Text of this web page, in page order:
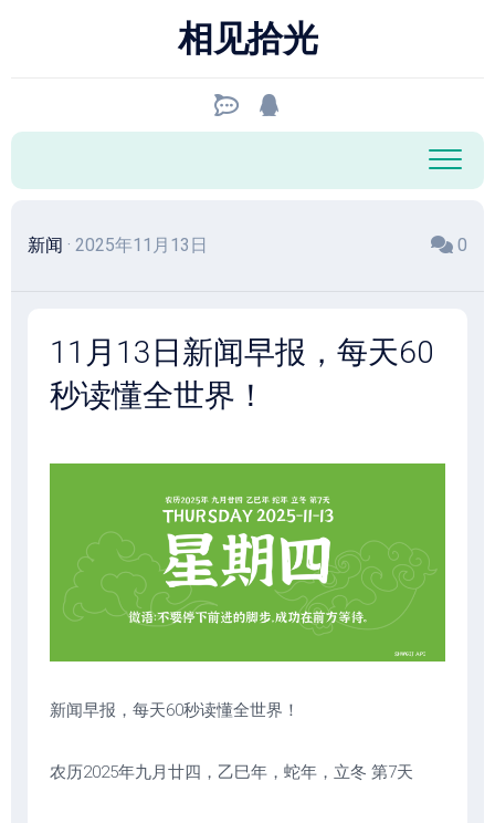
相见拾光
新闻 · 2025年11月13日 0
11月13日新闻早报，每天60
秒读懂全世界！
新闻早报，每天60秒读懂全世界！
农历2025年九月廿四，乙巳年，蛇年，立冬 第7天